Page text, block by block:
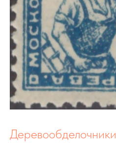
Деревообделочники